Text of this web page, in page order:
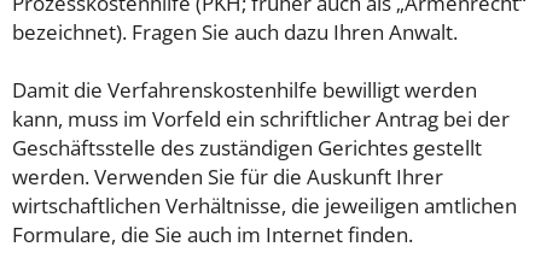
bezeichnet). Fragen Sie auch dazu Ihren Anwalt.
Damit die Verfahrenskostenhilfe bewilligt werden
kann, muss im Vorfeld ein schriftlicher Antrag bei der
Geschäftsstelle des zuständigen Gerichtes gestellt
werden. Verwenden Sie für die Auskunft Ihrer
wirtschaftlichen Verhältnisse, die jeweiligen amtlichen
Formulare, die Sie auch im Internet finden.